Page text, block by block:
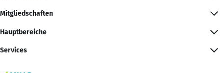
Mitgliedschaften
Hauptbereiche
Services